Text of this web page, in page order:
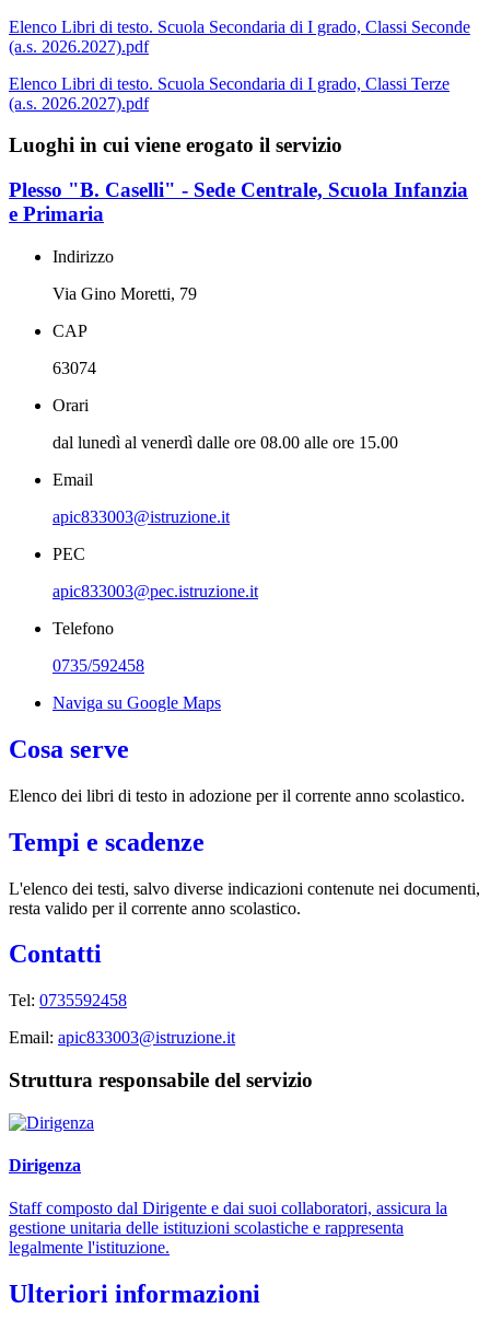
Elenco Libri di testo. Scuola Secondaria di I grado, Classi Seconde
(a.s. 2026.2027).pdf
Elenco Libri di testo. Scuola Secondaria di I grado, Classi Terze
(a.s. 2026.2027).pdf
Luoghi in cui viene erogato il servizio
Plesso "B. Caselli" - Sede Centrale, Scuola Infanzia
e Primaria
Indirizzo
Via Gino Moretti, 79
CAP
63074
Orari
dal lunedì al venerdì dalle ore 08.00 alle ore 15.00
Email
apic833003@istruzione.it
PEC
apic833003@pec.istruzione.it
Telefono
0735/592458
Naviga su Google Maps
Cosa serve
Elenco dei libri di testo in adozione per il corrente anno scolastico.
Tempi e scadenze
L'elenco dei testi, salvo diverse indicazioni contenute nei documenti,
resta valido per il corrente anno scolastico.
Contatti
Tel: 0735592458
Email: apic833003@istruzione.it
Struttura responsabile del servizio
Dirigenza
Staff composto dal Dirigente e dai suoi collaboratori, assicura la
gestione unitaria delle istituzioni scolastiche e rappresenta
legalmente l'istituzione.
Ulteriori informazioni